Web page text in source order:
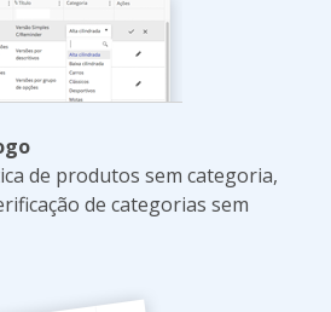
de produtos sem categoria,
de categorias sem